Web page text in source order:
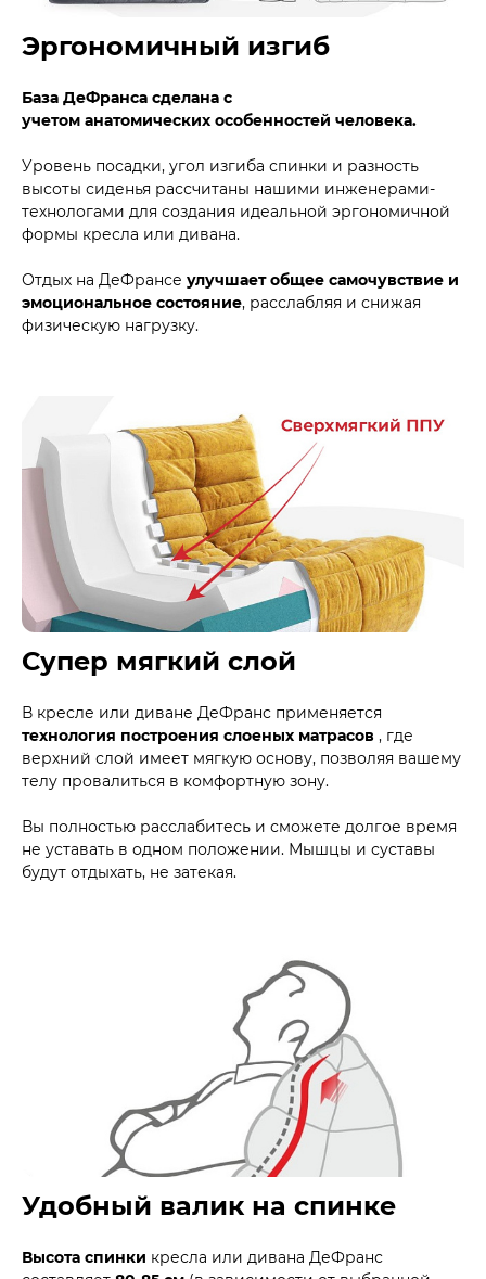
Эргономичный изгиб
База ДеФранса сделана с
учетом анатомических особенностей человека.
Уровень посадки, угол изгиба спинки и разность
высоты сиденья рассчитаны нашими инженерами-
технологами для создания идеальной эргономичной
формы кресла или дивана.
Отдых на ДеФрансе улучшает общее самочувствие и
эмоциональное состояние, расслабляя и снижая
физическую нагрузку.
Супер мягкий слой
В кресле или диване ДеФранс применяется
технология построения слоеных матрасов , где
верхний слой имеет мягкую основу, позволяя вашему
телу провалиться в комфортную зону.
Вы полностью расслабитесь и сможете долгое время
не уставать в одном положении. Мышцы и суставы
будут отдыхать, не затекая.
Удобный валик на спинке
Высота спинки кресла или дивана ДеФранс